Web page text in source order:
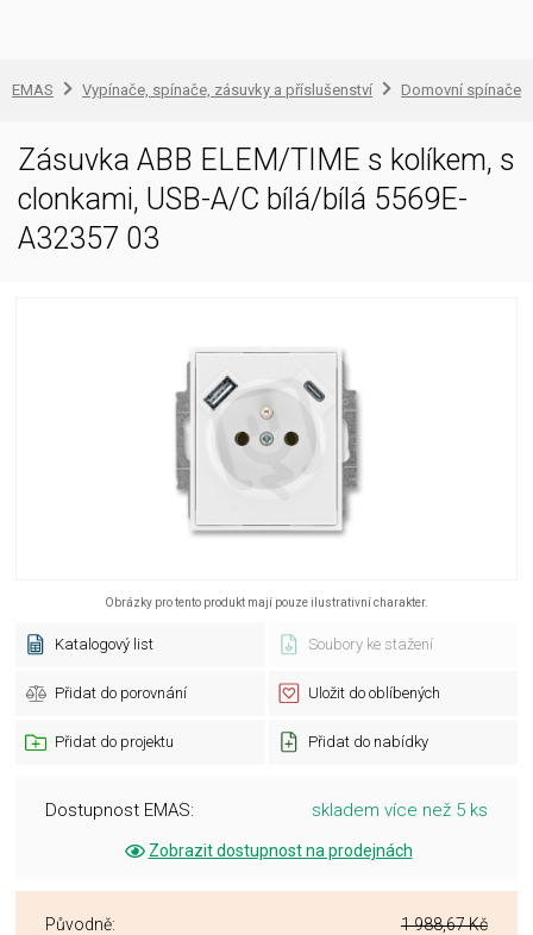
EMAS Vypínače, spínače, zásuvky a příslušenství Domovní spínače
Zásuvka ABB ELEM/TIME s kolíkem, s
clonkami, USB-A/C bílá/bílá 5569E-
A32357 03
Obrázky pro tento produkt mají pouze ilustrativní charakter.
Katalogový list Soubory ke stažení
Přidat do porovnání Uložit do oblíbených
Přidat do projektu Přidat do nabídky
Dostupnost EMAS: skladem více než 5 ks
Zobrazit dostupnost na prodejnách
Původně:
1 988,67 Kč